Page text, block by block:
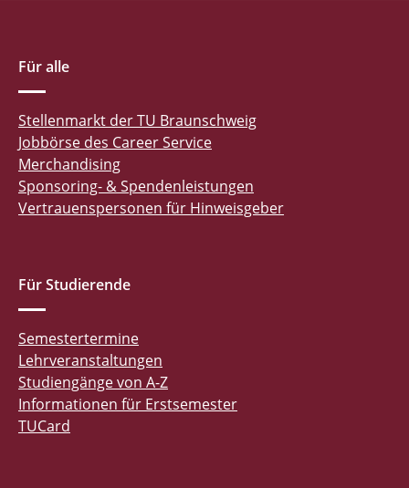
Für alle
Stellenmarkt der TU Braunschweig
Jobbörse des Career Service
Merchandising
Sponsoring- & Spendenleistungen
Vertrauenspersonen für Hinweisgeber
Für Studierende
Semestertermine
Lehrveranstaltungen
Studiengänge von A-Z
Informationen für Erstsemester
TUCard